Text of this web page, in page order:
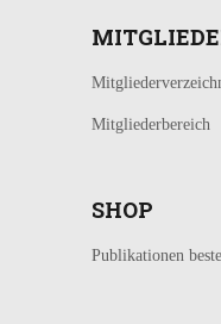
Mitgliederbereich
SHOP
Publikationen